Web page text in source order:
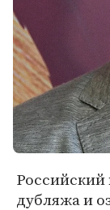
дубляжа и